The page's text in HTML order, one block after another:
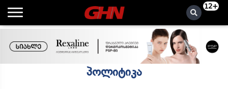
12+
პოლიტიკა